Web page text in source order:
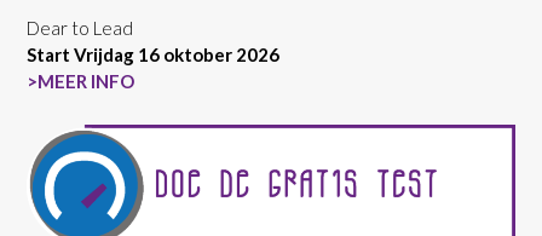
Dear to Lead
Start Vrijdag 16 oktober 2026
>MEER INFO